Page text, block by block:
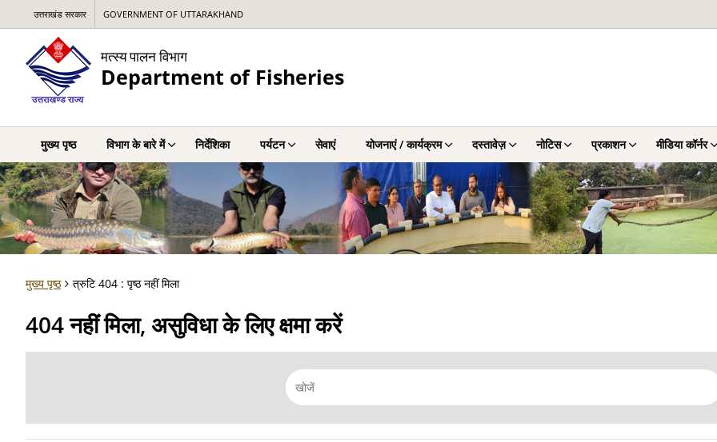
उत्तराखंड सरकार GOVERNMENT OF UTTARAKHAND
मत्स्य पालन विभाग
Department of Fisheries
मुख्य पृष्ठ विभाग के बारे में निर्देशिका पर्यटन सेवाएं योजनाएं / कार्यक्रम दस्तावेज़ नोटिस प्रकाशन मीडिया कॉर्नर
मुख्य पृष्ठ त्रुटि 404 : पृष्ठ नहीं मिला
404 नहीं मिला, असुविधा के लिए क्षमा करें